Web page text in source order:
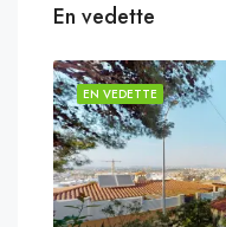
En vedette
EN VEDETTE